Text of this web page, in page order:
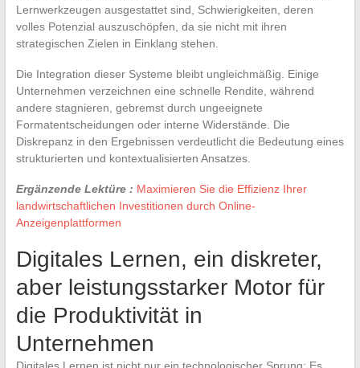
Lernwerkzeugen ausgestattet sind, Schwierigkeiten, deren
volles Potenzial auszuschöpfen, da sie nicht mit ihren
strategischen Zielen in Einklang stehen.
Die Integration dieser Systeme bleibt ungleichmäßig. Einige
Unternehmen verzeichnen eine schnelle Rendite, während
andere stagnieren, gebremst durch ungeeignete
Formatentscheidungen oder interne Widerstände. Die
Diskrepanz in den Ergebnissen verdeutlicht die Bedeutung eines
strukturierten und kontextualisierten Ansatzes.
Ergänzende Lektüre : Maximieren Sie die Effizienz Ihrer
landwirtschaftlichen Investitionen durch Online-
Anzeigenplattformen
Digitales Lernen, ein diskreter,
aber leistungsstarker Motor für
die Produktivität in
Unternehmen